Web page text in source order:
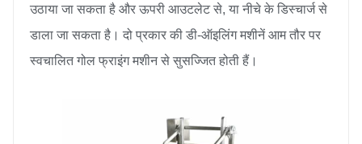
उठाया जा सकता है और ऊपरी आउटलेट से, या नीचे के डिस्चार्ज से
डाला जा सकता है। दो प्रकार की डी-ऑइलिंग मशीनें आम तौर पर
स्वचालित गोल फ्राइंग मशीन से सुसज्जित होती हैं।